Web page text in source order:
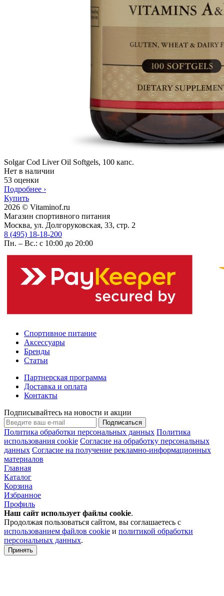
Solgar Cod Liver Oil Softgels, 100 капс.
Нет в наличии
53 оценки
Подробнее ›
Купить
2026 © Vitaminof.ru
Магазин спортивного питания
Москва, ул. Долгоруковская, 33, стр. 2
8 (495) 18-18-200
Пн. – Вс.: с 10:00 до 20:00
Спортивное питание
Аксессуары
Бренды
Статьи
Партнерская программа
Доставка и оплата
Контакты
Подписывайтесь на новости и акции
Подписаться
Политика обработки персональных данных Политика
использования cookie Согласие на обработку персональных
данных Согласие на получение рекламно-информационных
материалов
Главная
Каталог
Корзина
Избранное
Профиль
Наш сайт использует файлы cookie.
Продолжая пользоваться сайтом, вы соглашаетесь с
использованием файлов cookie и политикой обработки
персональных данных.
Принять